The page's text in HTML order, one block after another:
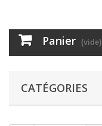
Panier (vide)
CATÉGORIES